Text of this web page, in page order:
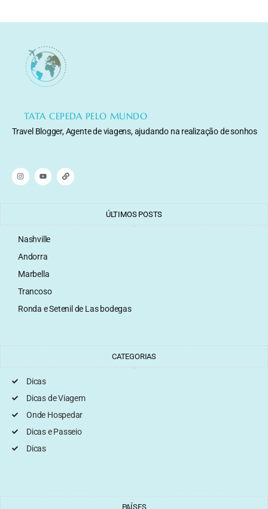
TATA CEPEDA PELO MUNDO
Travel Blogger, Agente de viagens, ajudando na realização de sonhos
ÚLTIMOS POSTS
Nashville
Andorra
Marbella
Trancoso
Ronda e Setenil de Las bodegas
CATEGORIAS
Dicas
Dicas de Viagem
Onde Hospedar
Dicas e Passeio
Dicas
PAÍSES